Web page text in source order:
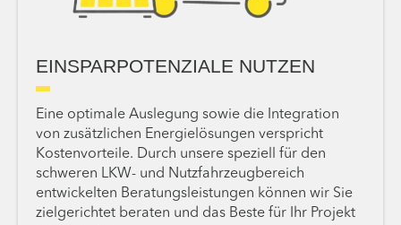
EINSPARPOTENZIALE NUTZEN
Eine optimale Auslegung sowie die Integration
von zusätzlichen Energielösungen verspricht
Kostenvorteile. Durch unsere speziell für den
schweren LKW- und Nutzfahrzeugbereich
entwickelten Beratungsleistungen können wir Sie
zielgerichtet beraten und das Beste für Ihr Projekt